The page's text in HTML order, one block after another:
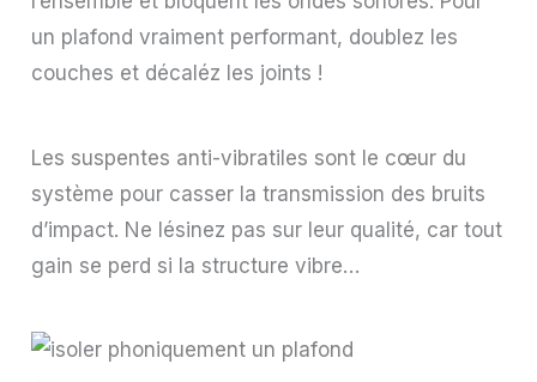
un plafond vraiment performant, doublez les
couches et décaléz les joints !
Les suspentes anti-vibratiles sont le cœur du
système pour casser la transmission des bruits
d’impact. Ne lésinez pas sur leur qualité, car tout
gain se perd si la structure vibre…